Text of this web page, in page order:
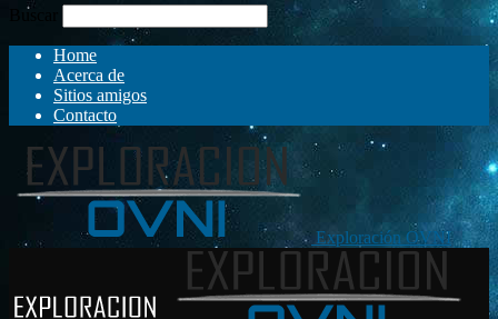
Buscar
Home
Acerca de
Sitios amigos
Contacto
Exploración OVNI